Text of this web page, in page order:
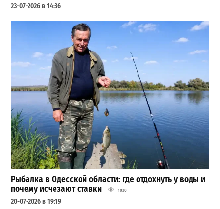
23-07-2026 в 14:36
Рыбалка в Одесской области: где отдохнуть у воды и
почему исчезают ставки
1030
20-07-2026 в 19:19